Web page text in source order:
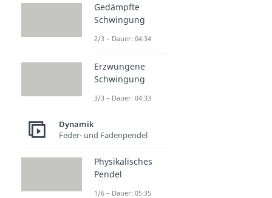
Gedämpfte
Schwingung
2/3 – Dauer: 04:34
Erzwungene
Schwingung
3/3 – Dauer: 04:33
Dynamik
Feder- und Fadenpendel
Physikalisches
Pendel
1/6 – Dauer: 05:35